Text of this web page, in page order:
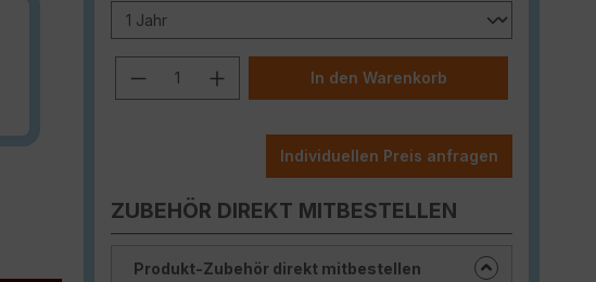
Produkt Anzahl: Gib den
In den Warenkorb
Individuellen Preis anfragen
ZUBEHÖR DIREKT MITBESTELLEN
Produkt-Zubehör direkt mitbestellen